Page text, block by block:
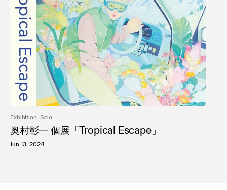
Exhibition: Solo
奥村彰一 個展「Tropical Escape」
Jun 13, 2024